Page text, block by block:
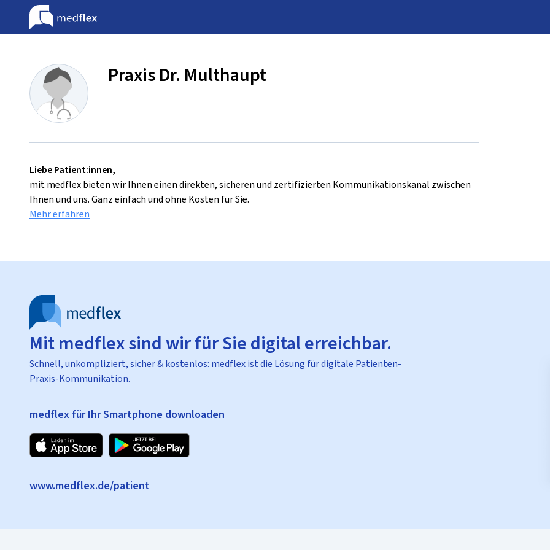
Praxis Dr. Multhaupt
Liebe Patient:innen,
mit medflex bieten wir Ihnen einen direkten, sicheren und zertifizierten Kommunikationskanal zwischen
Ihnen und uns. Ganz einfach und ohne Kosten für Sie.
Mehr erfahren
Mit medflex sind wir für Sie digital erreichbar.
Schnell, unkompliziert, sicher & kostenlos: medflex ist die Lösung für digitale Patienten-
Praxis-Kommunikation.
medflex für Ihr Smartphone downloaden
www.medflex.de/patient